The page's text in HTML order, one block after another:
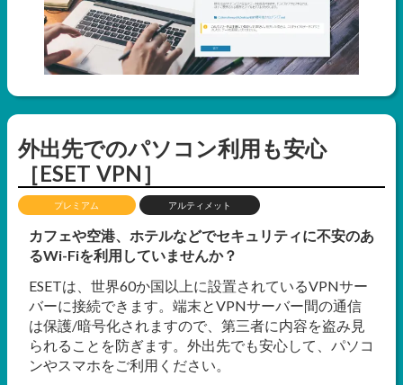
外出先でのパソコン利用も安心
［ESET VPN］
プレミアム アルティメット
カフェや空港、ホテルなどでセキュリティに不安のあ
るWi-Fiを利用していませんか？
ESETは、世界60か国以上に設置されているVPNサー
バーに接続できます。端末とVPNサーバー間の通信
は保護/暗号化されますので、第三者に内容を盗み見
られることを防ぎます。外出先でも安心して、パソコ
ンやスマホをご利用ください。